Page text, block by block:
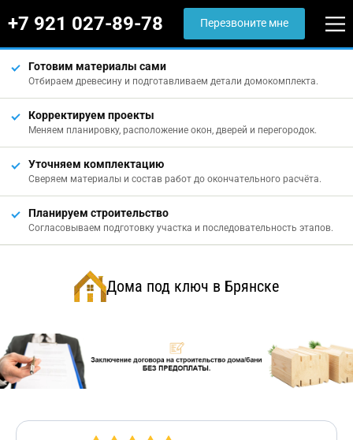
+7 921 027-89-78 Перезвоните мне
Готовим материалы сами
Отбираем древесину и подготавливаем детали домокомплекта.
Корректируем проекты
Меняем планировку, расположение окон, дверей и перегородок.
Уточняем комплектацию
Сверяем материалы и состав работ до окончательного расчёта.
Планируем строительство
Согласовываем подготовку участка и последовательность этапов.
Дома под ключ в Брянске